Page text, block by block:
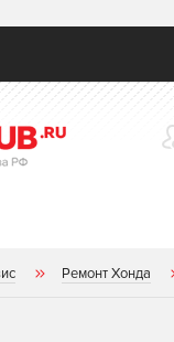
Ремонт Хонда